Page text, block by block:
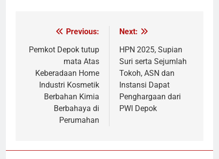
Navigasi
pos
Previous:
Pemkot Depok tutup
mata Atas
Keberadaan Home
Industri Kosmetik
Berbahan Kimia
Berbahaya di
Perumahan
Next:
HPN 2025, Supian
Suri serta Sejumlah
Tokoh, ASN dan
Instansi Dapat
Penghargaan dari
PWI Depok